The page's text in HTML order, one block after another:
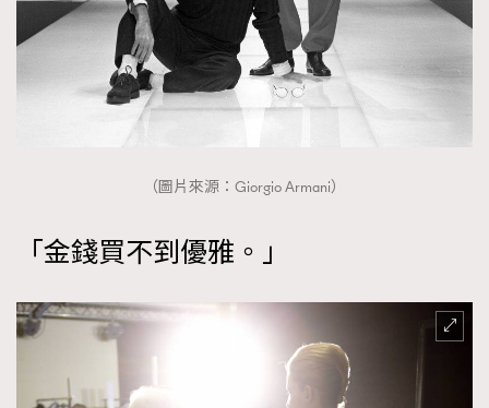
（圖片來源：Giorgio Armani）
「金錢買不到優雅。」